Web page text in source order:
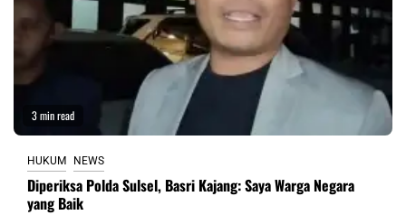
3 min read
HUKUM NEWS
Diperiksa Polda Sulsel, Basri Kajang: Saya Warga Negara
yang Baik